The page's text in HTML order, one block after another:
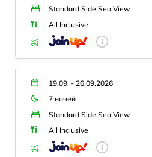
Standard Side Sea View
All Inclusive
19.09. - 26.09.2026
7 ночей
Standard Side Sea View
All Inclusive